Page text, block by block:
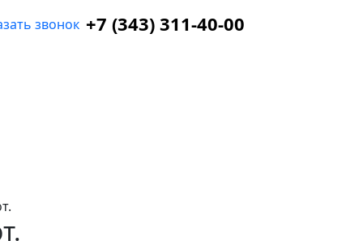
звонок +7 (343) 311-40-00